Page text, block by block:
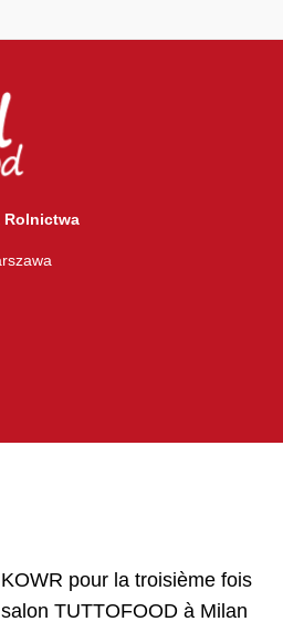
Rolnictwa
pour la troisième fois
TUTTOFOOD à Milan